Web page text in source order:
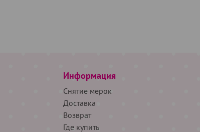
Информация
Снятие мерок
Доставка
Возврат
Где купить